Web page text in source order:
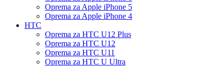
Oprema za Apple iPhone 5
Oprema za Apple iPhone 4
HTC
Oprema za HTC U12 Plus
Oprema za HTC U12
Oprema za HTC U11
Oprema za HTC U Ultra